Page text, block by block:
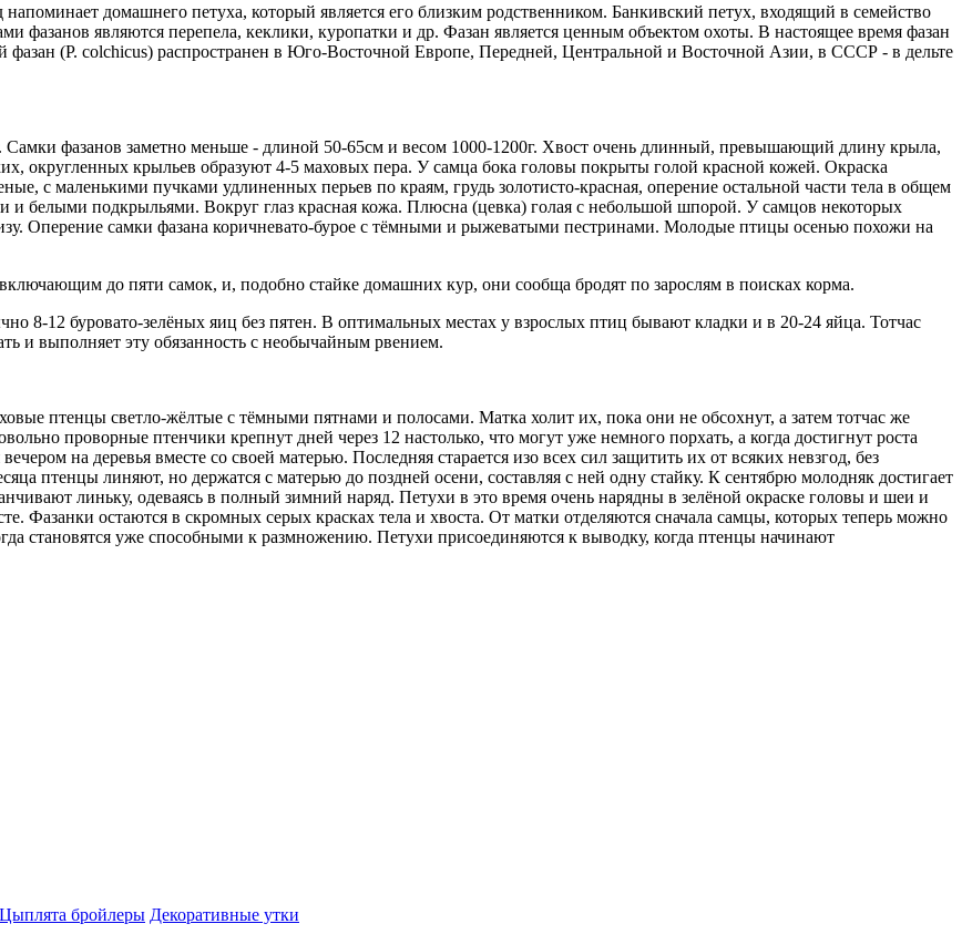
домашнего петуха, который является его близким родственником. Банкивский петух, входящий в семейство
фазанов являются перепела, кеклики, куропатки и др. Фазан является ценным объектом охоты. В настоящее время фазан
(P. colchicus) распространен в Юго-Восточной Европе, Передней, Центральной и Восточной Азии, в СССР - в дельте
Самки фазанов заметно меньше - длиной 50-65см и весом 1000-1200г. Хвост очень длинный, превышающий длину крыла,
округленных крыльев образуют 4-5 маховых пера. У самца бока головы покрыты голой красной кожей. Окраска
с маленькими пучками удлиненных перьев по краям, грудь золотисто-красная, оперение остальной части тела в общем
и белыми подкрыльями. Вокруг глаз красная кожа. Плюсна (цевка) голая с небольшой шпорой. У самцов некоторых
Оперение самки фазана коричневато-бурое с тёмными и рыжеватыми пестринами. Молодые птицы осенью похожи на
до пяти самок, и, подобно стайке домашних кур, они сообща бродят по зарослям в поисках корма.
8-12 буровато-зелёных яиц без пятен. В оптимальных местах у взрослых птиц бывают кладки и в 20-24 яйца. Тотчас
и выполняет эту обязанность с необычайным рвением.
птенцы светло-жёлтые с тёмными пятнами и полосами. Матка холит их, пока они не обсохнут, а затем тотчас же
проворные птенчики крепнут дней через 12 настолько, что могут уже немного порхать, а когда достигнут роста
на деревья вместе со своей матерью. Последняя старается изо всех сил защитить их от всяких невзгод, без
птенцы линяют, но держатся с матерью до поздней осени, составляя с ней одну стайку. К сентябрю молодняк достигает
линьку, одеваясь в полный зимний наряд. Петухи в это время очень нарядны в зелёной окраске головы и шеи и
Фазанки остаются в скромных серых красках тела и хвоста. От матки отделяются сначала самцы, которых теперь можно
становятся уже способными к размножению. Петухи присоединяются к выводку, когда птенцы начинают
Цыплята бройлеры Декоративные утки